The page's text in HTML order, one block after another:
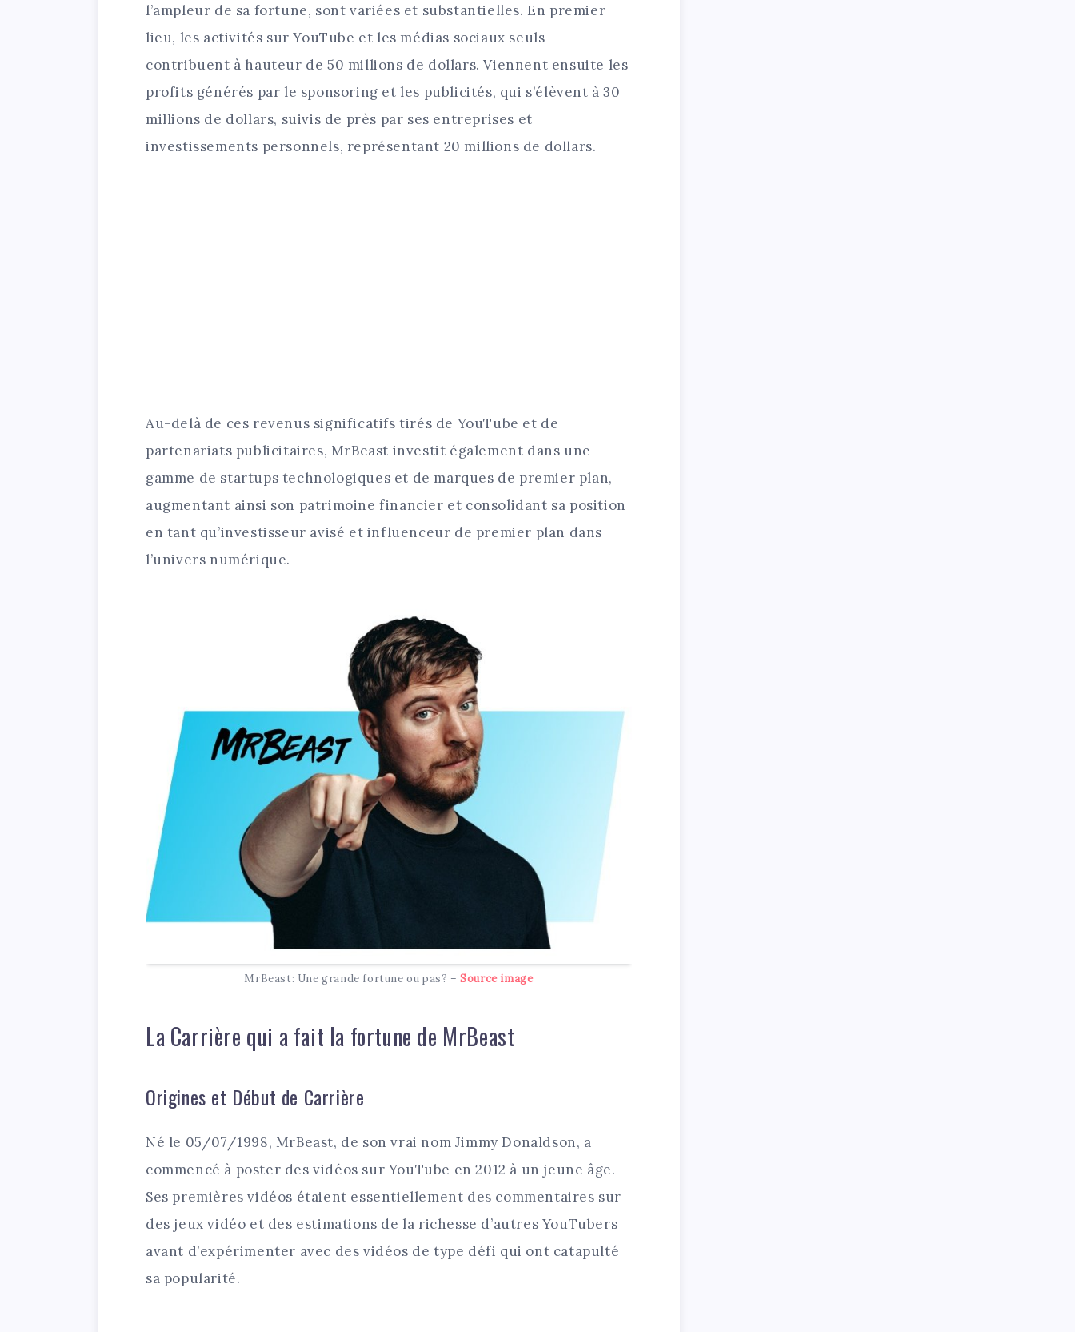
l’ampleur de sa fortune, sont variées et substantielles. En premier
lieu, les activités sur YouTube et les médias sociaux seuls
contribuent à hauteur de 50 millions de dollars. Viennent ensuite les
profits générés par le sponsoring et les publicités, qui s’élèvent à 30
millions de dollars, suivis de près par ses entreprises et
investissements personnels, représentant 20 millions de dollars.
Au-delà de ces revenus significatifs tirés de YouTube et de
partenariats publicitaires, MrBeast investit également dans une
gamme de startups technologiques et de marques de premier plan,
augmentant ainsi son patrimoine financier et consolidant sa position
en tant qu’investisseur avisé et influenceur de premier plan dans
l’univers numérique.
MrBeast: Une grande fortune ou pas? –Source image
La Carrière qui a fait la fortune de MrBeast
Origines et Début de Carrière
Né le 05/07/1998, MrBeast, de son vrai nom Jimmy Donaldson, a
commencé à poster des vidéos sur YouTube en 2012 à un jeune âge.
Ses premières vidéos étaient essentiellement des commentaires sur
des jeux vidéo et des estimations de la richesse d’autres YouTubers
avant d’expérimenter avec des vidéos de type défi qui ont catapulté
sa popularité.